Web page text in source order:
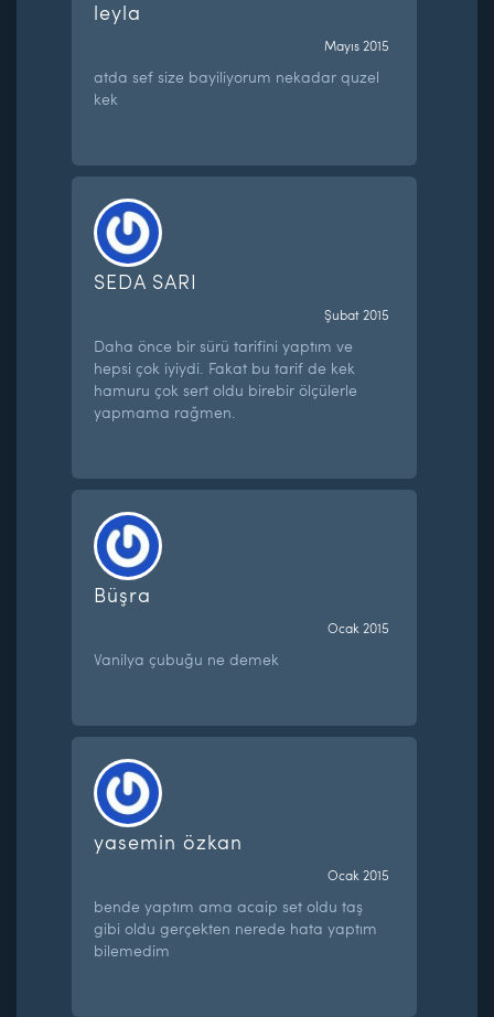
leyla
Mayıs 2015
atda sef size bayiliyorum nekadar quzel
kek
SEDA SARI
Şubat 2015
Daha önce bir sürü tarifini yaptım ve
hepsi çok iyiydi. Fakat bu tarif de kek
hamuru çok sert oldu birebir ölçülerle
yapmama rağmen.
Büşra
Ocak 2015
Vanilya çubuğu ne demek
yasemin özkan
Ocak 2015
bende yaptım ama acaip set oldu taş
gibi oldu gerçekten nerede hata yaptım
bilemedim